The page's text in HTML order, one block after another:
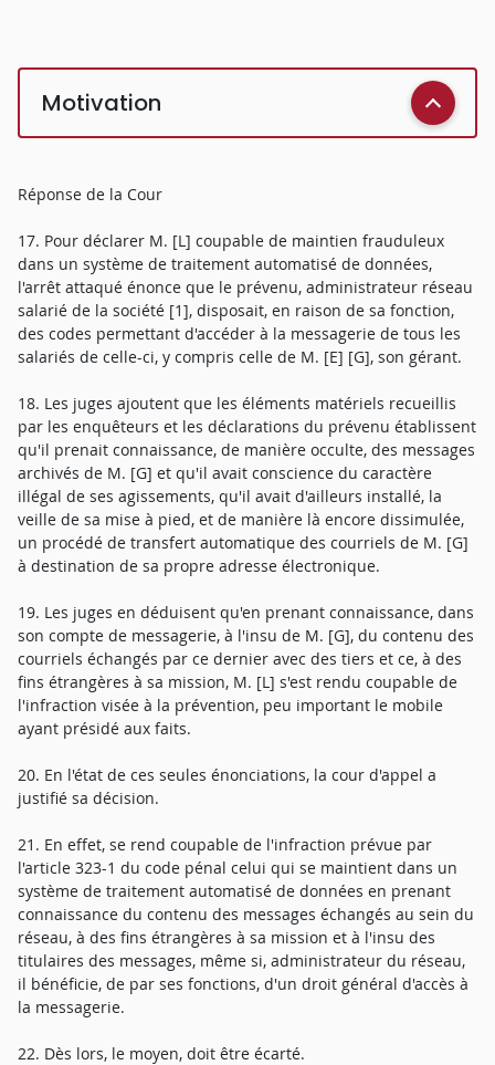
Motivation
Réponse de la Cour
17. Pour déclarer M. [L] coupable de maintien frauduleux
dans un système de traitement automatisé de données,
l'arrêt attaqué énonce que le prévenu, administrateur réseau
salarié de la société [1], disposait, en raison de sa fonction,
des codes permettant d'accéder à la messagerie de tous les
salariés de celle-ci, y compris celle de M. [E] [G], son gérant.
18. Les juges ajoutent que les éléments matériels recueillis
par les enquêteurs et les déclarations du prévenu établissent
qu'il prenait connaissance, de manière occulte, des messages
archivés de M. [G] et qu'il avait conscience du caractère
illégal de ses agissements, qu'il avait d'ailleurs installé, la
veille de sa mise à pied, et de manière là encore dissimulée,
un procédé de transfert automatique des courriels de M. [G]
à destination de sa propre adresse électronique.
19. Les juges en déduisent qu'en prenant connaissance, dans
son compte de messagerie, à l'insu de M. [G], du contenu des
courriels échangés par ce dernier avec des tiers et ce, à des
fins étrangères à sa mission, M. [L] s'est rendu coupable de
l'infraction visée à la prévention, peu important le mobile
ayant présidé aux faits.
20. En l'état de ces seules énonciations, la cour d'appel a
justifié sa décision.
21. En effet, se rend coupable de l'infraction prévue par
l'article 323-1 du code pénal celui qui se maintient dans un
système de traitement automatisé de données en prenant
connaissance du contenu des messages échangés au sein du
réseau, à des fins étrangères à sa mission et à l'insu des
titulaires des messages, même si, administrateur du réseau,
il bénéficie, de par ses fonctions, d'un droit général d'accès à
la messagerie.
22. Dès lors, le moyen, doit être écarté.